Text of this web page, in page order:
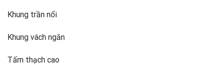
Khung trần nổi
Khung vách ngăn
Tấm thạch cao